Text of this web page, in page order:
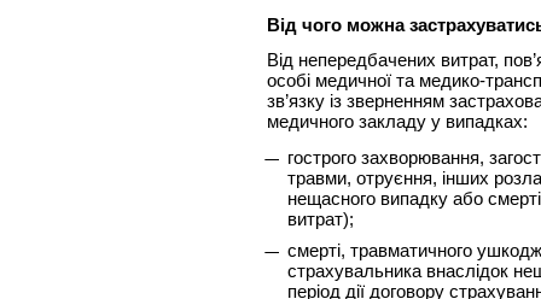
Від чого можна
Від непередбачених витрат,
особі медичної та медико-
зв’язку із зверненням
медичного закладу у випадках:
гострого захворювання,
травми, отруєння, інших
нещасного випадку або
витрат);
смерті, травматичного
страхувальника внаслідок
період дії договору